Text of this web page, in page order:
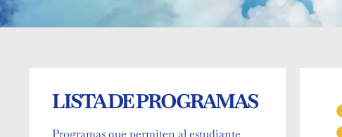
LISTA DE PROGRAMAS
Programas que permiten al estudiante